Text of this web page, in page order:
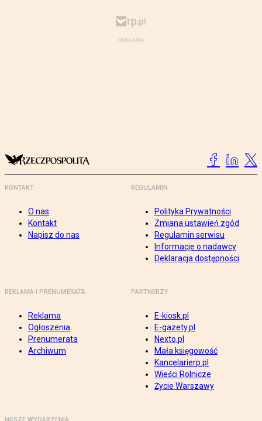
KONTAKT
O nas
Kontakt
Napisz do nas
REGULAMIN
Polityka Prywatności
Zmiana ustawień zgód
Regulamin serwisu
Informacje o nadawcy
Deklaracja dostępności
REKLAMA I PRENUMERATA
Reklama
Ogłoszenia
Prenumerata
Archiwum
PARTNERZY
E-kiosk.pl
E-gazety.pl
Nexto.pl
Mała księgowość
Kancelarierp.pl
Wieści Rolnicze
Życie Warszawy